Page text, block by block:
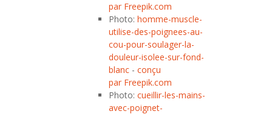
par Freepik.com
Photo: homme-muscle-
utilise-des-poignees-au-
cou-pour-soulager-la-
douleur-isolee-sur-fond-
blanc - conçu
par Freepik.com
Photo: cueillir-les-mains-
avec-poignet-